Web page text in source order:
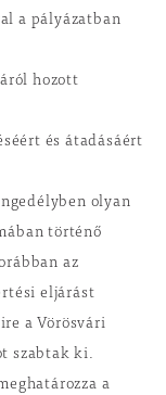
a pályázatban
hozott
és átadásáért
olyan
történő
az
eljárást
a Vörösvári
szabtak ki.
a